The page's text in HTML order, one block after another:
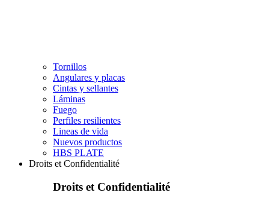
Tornillos
Angulares y placas
Cintas y sellantes
Láminas
Fuego
Perfiles resilientes
Lineas de vida
Nuevos productos
HBS PLATE
Droits et Confidentialité
Droits et Confidentialité